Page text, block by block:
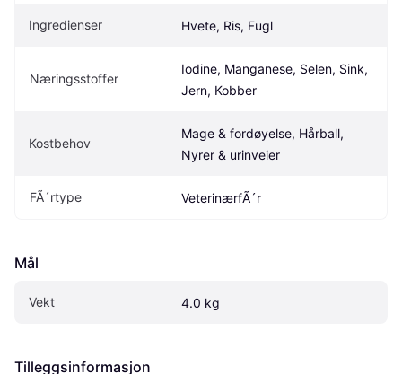
Ingredienser Hvete, Ris, Fugl
Næringsstoffer
Iodine, Manganese, Selen, Sink,
Jern, Kobber
Kostbehov
Mage & fordøyelse, Hårball,
Nyrer & urinveier
FÃ´rtype VeterinærfÃ´r
Mål
Vekt 4.0 kg
Tilleggsinformasjon